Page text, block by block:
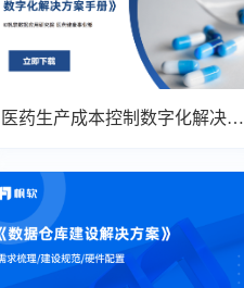
医药生产成本控制数字化解决方